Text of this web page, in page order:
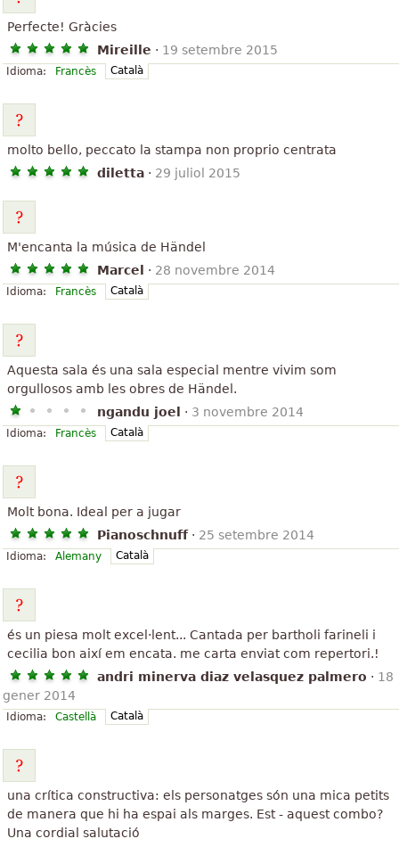
Perfecte! Gràcies
Mireille · 19 setembre 2015
Idioma: Francès Català
molto bello, peccato la stampa non proprio centrata
diletta · 29 juliol 2015
M'encanta la música de Händel
Marcel
· 28 novembre 2014
Idioma: Francès Català
Aquesta sala és una sala especial mentre vivim som
orgullosos amb les obres de Händel.
ngandu joel
· 3 novembre 2014
Idioma: Francès Català
Molt bona. Ideal per a jugar
Pianoschnuff· 25 setembre 2014
Idioma: Alemany Català
és un piesa molt excel·lent... Cantada per bartholi farineli i
cecilia bon així em encata. me carta enviat com repertori.!
andri minerva diaz velasquez palmero · 18
gener 2014
Idioma: Castellà Català
una crítica constructiva: els personatges són una mica petits
de manera que hi ha espai als marges. Est - aquest combo?
Una cordial salutació